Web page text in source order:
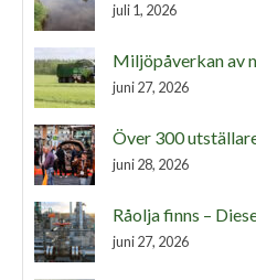
juli 1, 2026
Miljöpåverkan av
juni 27, 2026
Över 300
juni 28, 2026
Råolja finns –
juni 27, 2026